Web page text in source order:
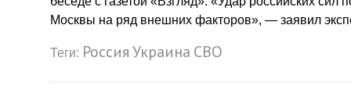
Москвы на ряд внешних факторов», — заявил
Теги: РоссияУкраина СВО